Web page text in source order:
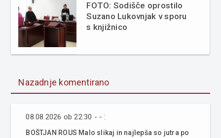
FOTO: Sodišče oprostilo
Suzano Lukovnjak v sporu
s knjižnico
Nazadnje komentirano
08.08.2026 ob 22:30 - - :
BOŠTJAN ROUS Malo slikaj in najlepša so jutra po